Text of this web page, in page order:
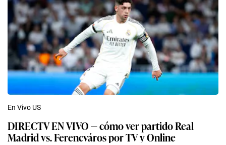
En Vivo US
DIRECTV EN VIVO — cómo ver partido Real
Madrid vs. Ferencváros por TV y Online